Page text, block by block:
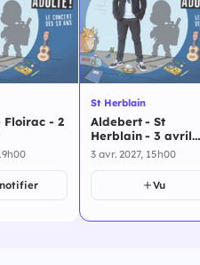
Floirac - 2
St Herblain
Aldebert - St
Herblain - 3 avril
2027
3 avr. 2027, 15h00
Vu